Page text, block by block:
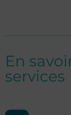
En
services